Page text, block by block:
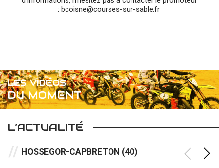
: bcoisne@courses-sur-sable.fr
LES VIDÉOS
DU MOMENT
L’ACTUALITÉ
HOSSEGOR-CAPBRETON (40)